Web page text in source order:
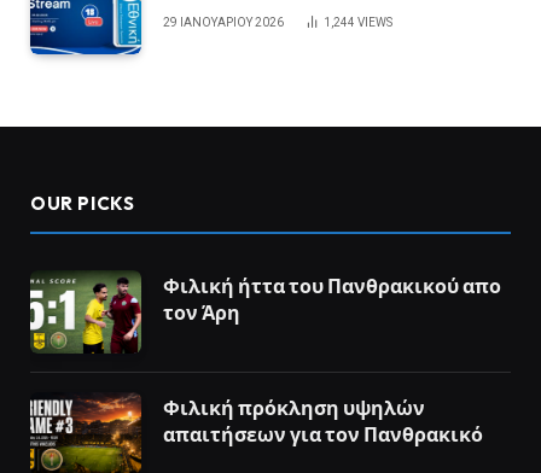
29 ΙΑΝΟΥΑΡΊΟΥ 2026 1,244 VIEWS
OUR PICKS
Φιλική ήττα του Πανθρακικού απο
τον Άρη
Φιλική πρόκληση υψηλών
απαιτήσεων για τον Πανθρακικό